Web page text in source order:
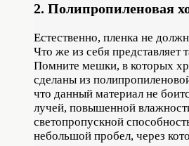
2. Полипропиленовая
Естественно, пленка не
Что же из себя представляет
Помните мешки, в которых
сделаны из
что данный материал не
лучей, повышенной
светопропускной
небольшой пробел, через